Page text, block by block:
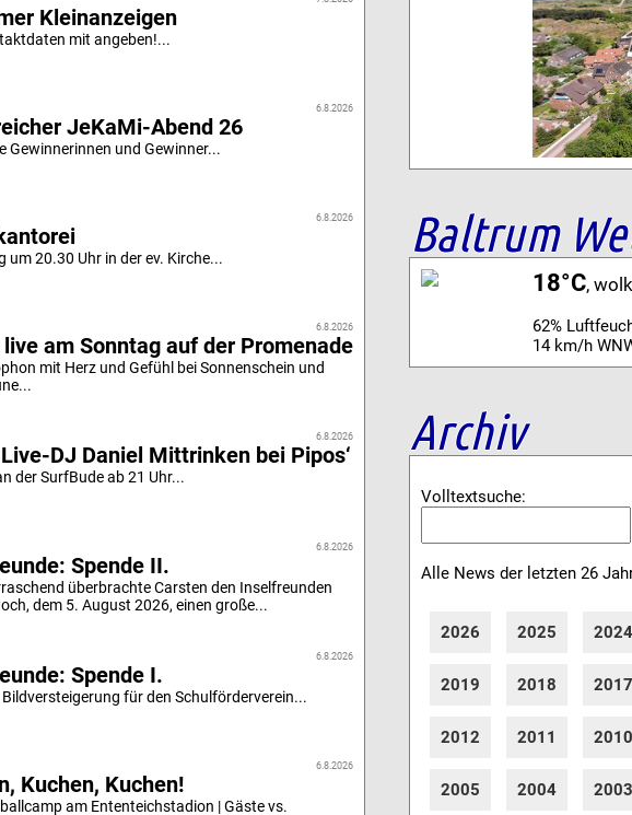
Kleinanzeigen
mit angeben!...
6.8.2026
JeKaMi-Abend 26
Gewinnerinnen und Gewinner...
6.8.2026
um 20.30 Uhr in der ev. Kirche...
6.8.2026
live am Sonntag auf der Promenade
mit Herz und Gefühl bei Sonnenschein und
6.8.2026
DJ Daniel Mittrinken bei Pipos‘
der SurfBude ab 21 Uhr...
6.8.2026
Spende II.
überbrachte Carsten den Inselfreunden
dem 5. August 2026, einen große...
6.8.2026
Spende I.
Bildversteigerung für den Schulförderverein...
6.8.2026
Kuchen, Kuchen!
am Ententeichstadion | Gäste vs.
Baltrum
18°C,
62%
14 km/h
Archiv
Volltextsuche:
Alle News der letzten 26
2026 2025
2019 2018
2012 2011
2005 2004